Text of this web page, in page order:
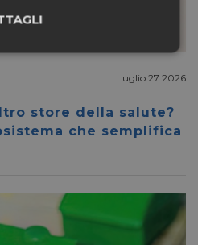
Luglio 27 2026
store della salute?
che semplifica
Marketing
Non classificati